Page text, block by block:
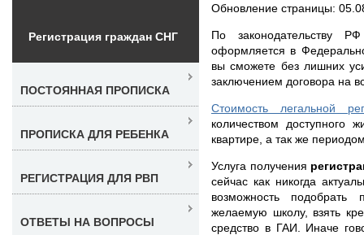
Обновление страницы:
По законодательству
оформляется в
вы сможете без лишних
заключением договора на
Стоимость легальной
количеством доступного
квартире, а так же
Услуга получения
сейчас как никогда
возможность
желаемую школу, взять
средство в ГАИ. Иначе
Регистрация граждан СНГ
ПОСТОЯННАЯ ПРОПИСКА
ПРОПИСКА ДЛЯ РЕБЕНКА
РЕГИСТРАЦИЯ ДЛЯ РВП
ОТВЕТЫ НА ВОПРОСЫ